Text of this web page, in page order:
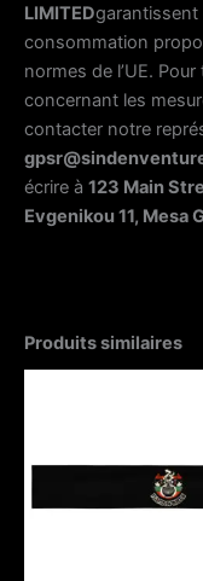
LIMITEDgarantissent
consommation
normes de l’UE.
concernant les
contacter notre
écrire à 123 Main
Evgenikou 11, Mesa
Produits similaires